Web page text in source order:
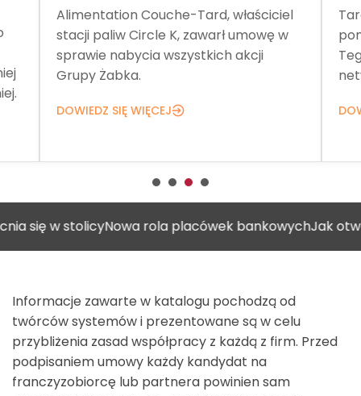
Alimentation Couche-Tard, właściciel
stacji paliw Circle K, zawarł umowę w
sprawie nabycia wszystkich akcji
Grupy Żabka.
DOWIEDZ SIĘ WIĘCEJ
stolicyNowa rola placówek bankowychJak otworzyć
Informacje zawarte w katalogu pochodzą od
twórców systemów i prezentowane są w celu
przybliżenia zasad współpracy z każdą z firm. Przed
podpisaniem umowy każdy kandydat na
franczyzobiorcę lub partnera powinien sam